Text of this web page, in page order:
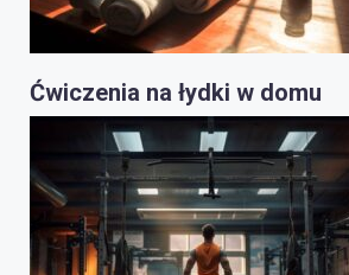
Ćwiczenia na łydki w domu